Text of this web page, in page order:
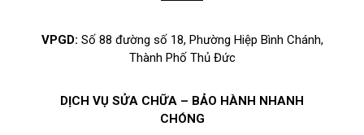
VPGD: Số 88 đường số 18, Phường Hiệp Bình Chánh,
Thành Phố Thủ Đức
DỊCH VỤ SỬA CHỮA – BẢO HÀNH NHANH
CHÓNG